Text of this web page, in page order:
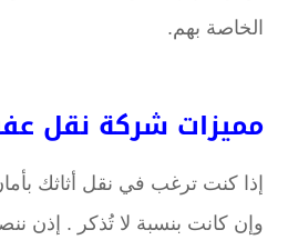
الخاصة بهم.
مميزات شركة نقل
إذا كنت ترغب في نقل أثاثك
وإن كانت بنسبة لا تُذكر . إذن